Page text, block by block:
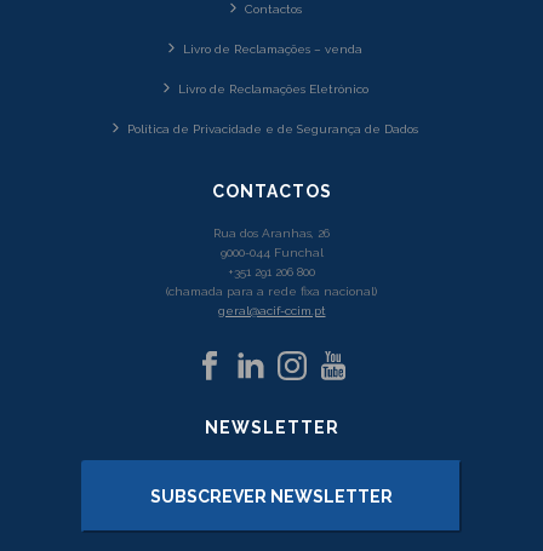
Contactos
Livro de Reclamações – venda
Livro de Reclamações Eletrónico
Política de Privacidade e de Segurança de Dados
CONTACTOS
Rua dos Aranhas, 26
9000-044 Funchal
+351 291 206 800
(chamada para a rede fixa nacional)
geral@acif-ccim.pt
NEWSLETTER
SUBSCREVER NEWSLETTER